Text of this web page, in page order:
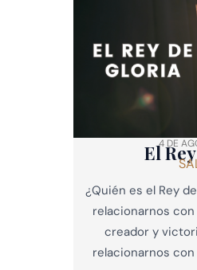
4 DE
El
¿Quién es el Rey
relacionarnos con
creador y
relacionarnos